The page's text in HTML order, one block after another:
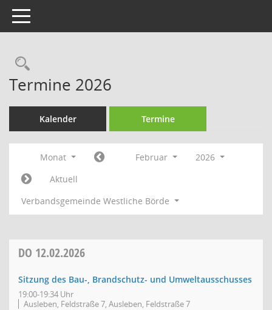
Toggle navigation
Rechercheauswahl
Termine 2026
Kalender Termine
Monat Februar
2026
Aktuell
Verbandsgemeinde Westliche Börde
DO 12.02.2026
Sitzung des Bau-, Brandschutz- und Umweltausschusses
19:00-19:34 Uhr
Ausleben, Feldstraße 7, Ausleben, Feldstraße 7